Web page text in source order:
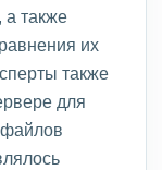
также
их
также
для